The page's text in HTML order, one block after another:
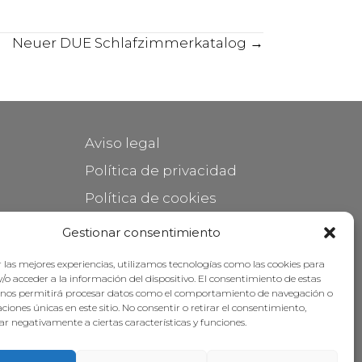
Gestionar consentimiento
las mejores experiencias, utilizamos tecnologías como las cookies para
o acceder a la información del dispositivo. El consentimiento de estas
permitirá procesar datos como el comportamiento de navegación o
únicas en este sitio. No consentir o retirar el consentimiento,
negativamente a ciertas características y funciones.
Neuer DUE Schlafzimmerkatalog →
Aviso legal
Política de privacidad
Política de cookies
Mantener su mueble